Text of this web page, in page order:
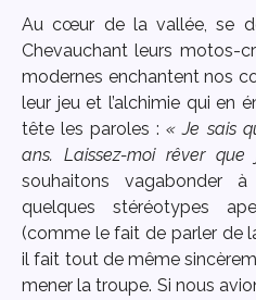
Au cœur de la vallée, se
Chevauchant leurs motos-
modernes enchantent nos
leur jeu et l’alchimie qui en
tête les paroles :« Je sais
ans. Laissez-moi rêver
souhaitons vagabonder
quelques stéréotypes
(comme le fait de parler de
il fait tout de même
mener la troupe. Si nous